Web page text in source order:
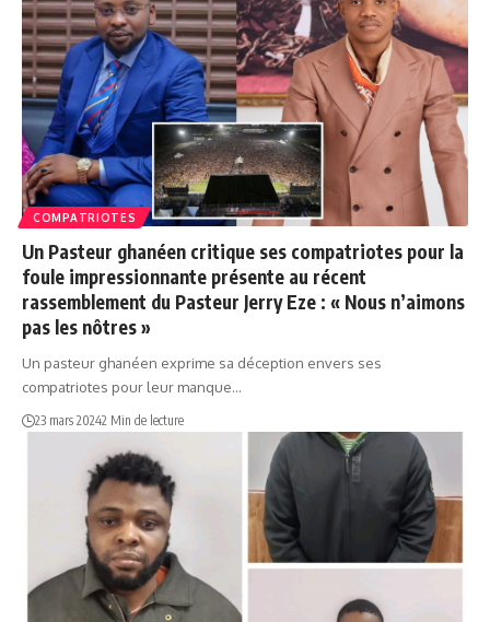
COMPATRIOTES
Un Pasteur ghanéen critique ses compatriotes pour la
foule impressionnante présente au récent
rassemblement du Pasteur Jerry Eze : « Nous n’aimons
pas les nôtres »
Un pasteur ghanéen exprime sa déception envers ses
compatriotes pour leur manque…
23 mars 20242 Min de lecture